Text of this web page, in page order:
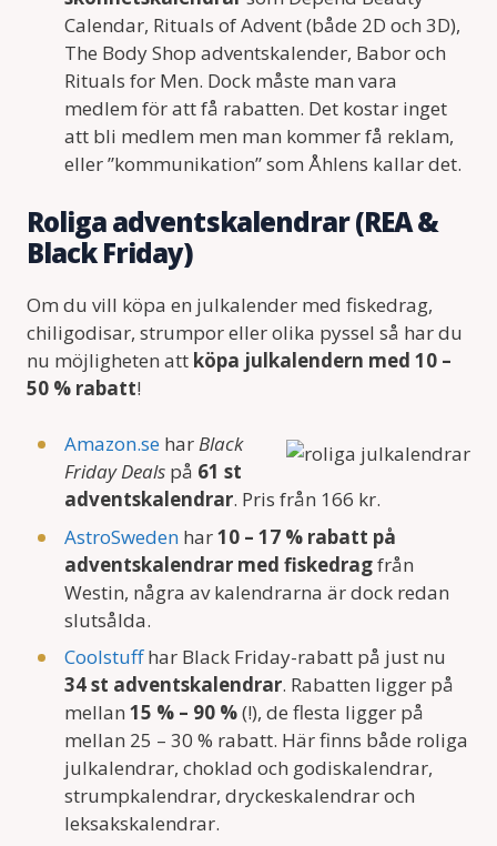
Calendar, Rituals of Advent (både 2D och 3D),
The Body Shop adventskalender, Babor och
Rituals for Men. Dock måste man vara
medlem för att få rabatten. Det kostar inget
att bli medlem men man kommer få reklam,
eller ”kommunikation” som Åhlens kallar det.
Roliga adventskalendrar (REA &
Black Friday)
Om du vill köpa en julkalender med fiskedrag,
chiligodisar, strumpor eller olika pyssel så har du
nu möjligheten att köpa julkalendern med 10 –
50 % rabatt!
Amazon.seharBlack
Friday Dealspå 61 st
adventskalendrar. Pris från 166 kr.
AstroSwedenhar10 – 17 % rabatt på
adventskalendrar med fiskedragfrån
Westin, några av kalendrarna är dock redan
slutsålda.
Coolstuffhar Black Friday-rabatt på just nu
34 st adventskalendrar. Rabatten ligger på
mellan 15 % – 90 %(!), de flesta ligger på
mellan 25 – 30 % rabatt. Här finns både roliga
julkalendrar, choklad och godiskalendrar,
strumpkalendrar, dryckeskalendrar och
leksakskalendrar.